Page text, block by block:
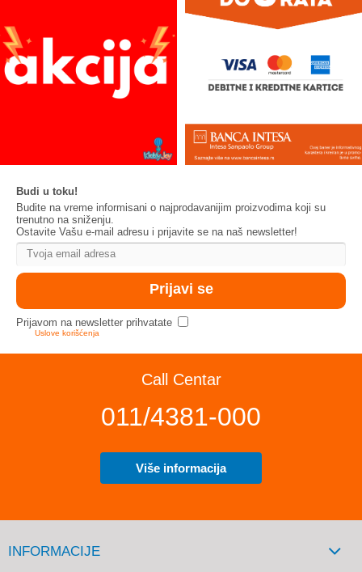
Budi u toku!
Budite na vreme informisani o najprodavanijim proizvodima koji su
trenutno na sniženju.
Ostavite Vašu e-mail adresu i prijavite se na naš newsletter!
Prijavom na newsletter prihvatate
Uslove korišćenja
Call Centar
011/4381-000
Više informacija
INFORMACIJE